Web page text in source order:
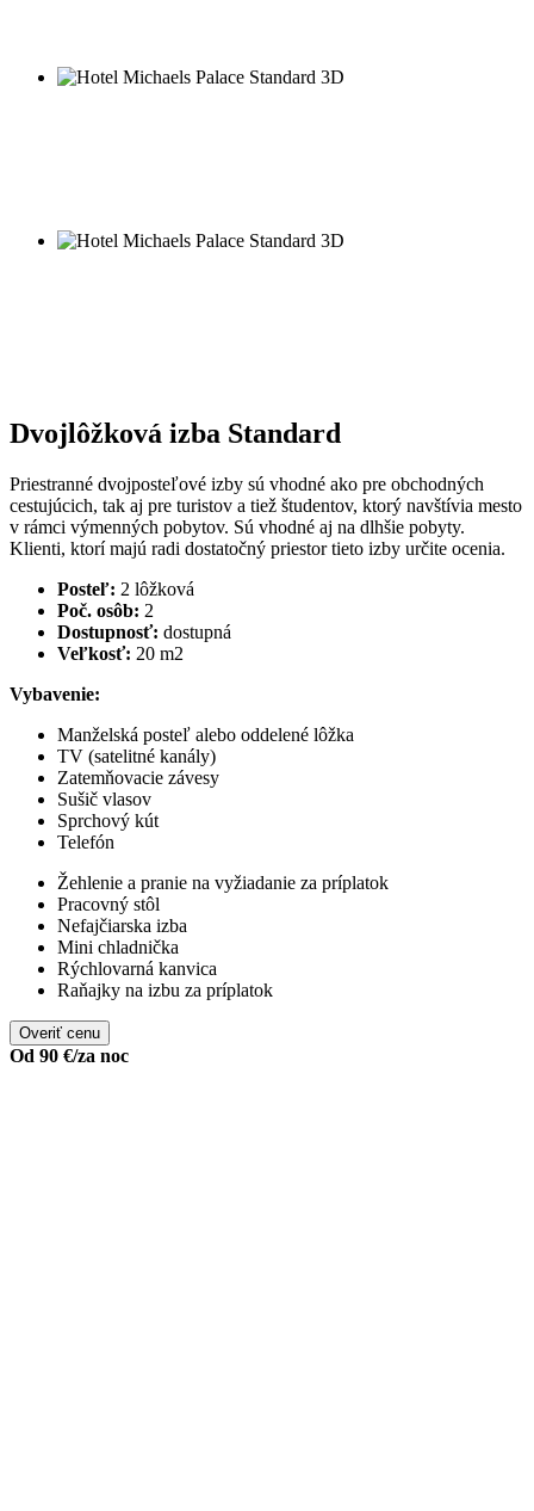
Dvojlôžková izba Standard
Priestranné dvojposteľové izby sú vhodné ako pre obchodných
cestujúcich, tak aj pre turistov a tiež študentov, ktorý navštívia mesto
v rámci výmenných pobytov. Sú vhodné aj na dlhšie pobyty.
Klienti, ktorí majú radi dostatočný priestor tieto izby určite ocenia.
Posteľ: 2 lôžková
Poč. osôb: 2
Dostupnosť: dostupná
Veľkosť: 20 m2
Vybavenie:
Manželská posteľ alebo oddelené lôžka
TV (satelitné kanály)
Zatemňovacie závesy
Sušič vlasov
Sprchový kút
Telefón
Žehlenie a pranie na vyžiadanie za príplatok
Pracovný stôl
Nefajčiarska izba
Mini chladnička
Rýchlovarná kanvica
Raňajky na izbu za príplatok
Od 90 €/za noc